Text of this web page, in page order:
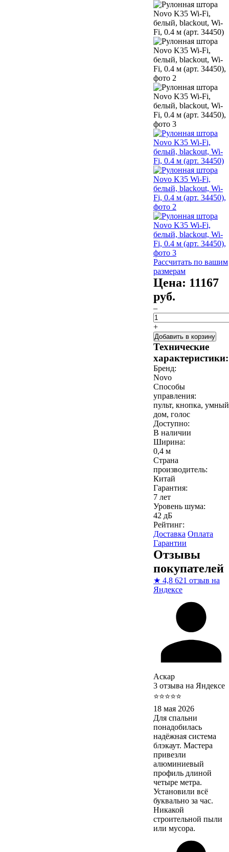
Рассчитать по вашим
размерам
Цена: 11167
руб.
–
+
Добавить в корзину
Технические
характеристики:
Бренд:
Novo
Способы
управления:
пульт, кнопка, умный
дом, голос
Доступно:
В наличии
Ширина:
0,4 м
Страна
производитель:
Китай
Гарантия:
7 лет
Уровень шума:
42 дБ
Рейтинг:
Доставка Оплата
Гарантии
Отзывы
покупателей
★ 4,8 621 отзыв на
Яндексе
Аскар
3 отзыва на Яндексе
⭐⭐⭐⭐⭐
18 мая 2026
Для спальни
понадобилась
надёжная система
блэкаут. Мастера
привезли
алюминиевый
профиль длиной
четыре метра.
Установили всё
буквально за час.
Никакой
строительной пыли
или мусора.